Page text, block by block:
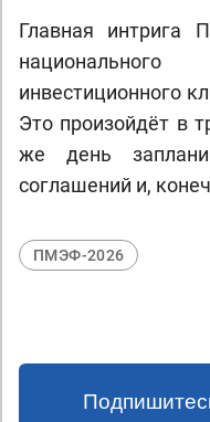
Главная интрига
инвестиционного
Это произойдёт в
же день
соглашений и,
ПМЭФ-2026